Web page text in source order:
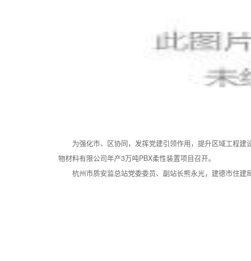
为强化市、区协同，发挥党建引领作用，提升区域工程
物材料有限公司年产3万吨PBX柔性装置项目召开。
杭州市质安监总站党委委员、副站长熊永光，建德市住建